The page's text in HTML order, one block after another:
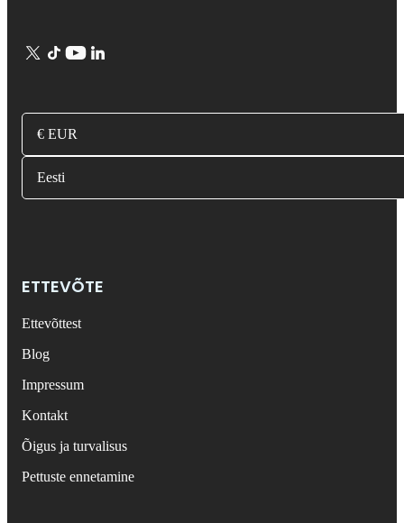
€ EUR
Eesti
ETTEVÕTE
Ettevõttest
Blog
Impressum
Kontakt
Õigus ja turvalisus
Pettuste ennetamine